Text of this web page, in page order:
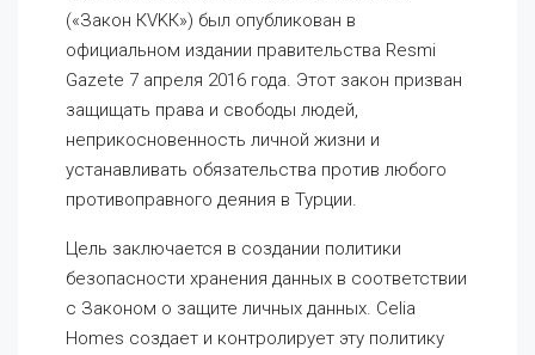
(«Закон КVKК») был опубликован в
официальном издании правительства Resmi
Gazete 7 апреля 2016 года. Этот закон призван
защищать права и свободы людей,
неприкосновенность личной жизни и
устанавливать обязательства против любого
противоправного деяния в Турции.
Цель заключается в создании политики
безопасности хранения данных в соответствии
с Законом о защите личных данных. Celia
Homes создает и контролирует эту политику